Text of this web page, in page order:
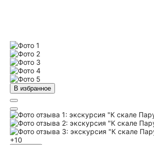
В избранное
+10